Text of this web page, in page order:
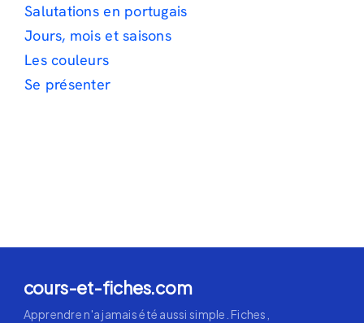
Salutations en portugais
Jours, mois et saisons
Les couleurs
Se présenter
cours-et-fiches.com
Apprendre n'a jamais été aussi simple. Fiches,